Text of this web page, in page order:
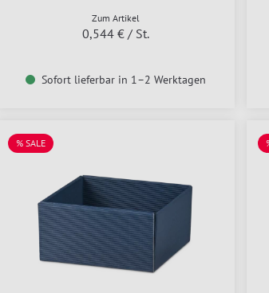
Zum Artikel
0,544 € / St.
Sofort lieferbar in 1–2 Werktagen
% SALE